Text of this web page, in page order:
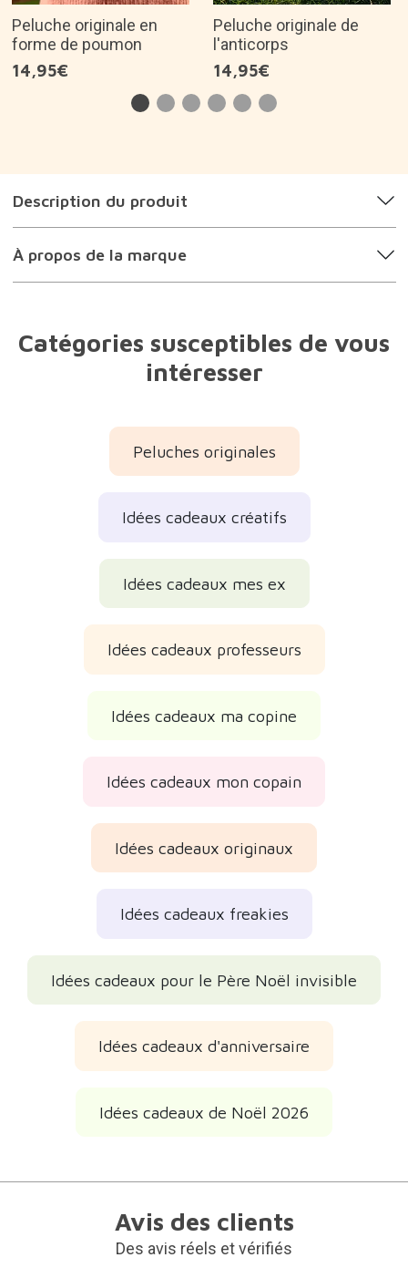
Peluche originale en
forme de poumon
14,95€
Peluche originale de
l'anticorps
14,95€
Description du produit
À propos de la marque
Catégories susceptibles de vous
intéresser
Peluches originales
Idées cadeaux créatifs
Idées cadeaux mes ex
Idées cadeaux professeurs
Idées cadeaux ma copine
Idées cadeaux mon copain
Idées cadeaux originaux
Idées cadeaux freakies
Idées cadeaux pour le Père Noël invisible
Idées cadeaux d'anniversaire
Idées cadeaux de Noël 2026
Avis des clients
Des avis réels et vérifiés